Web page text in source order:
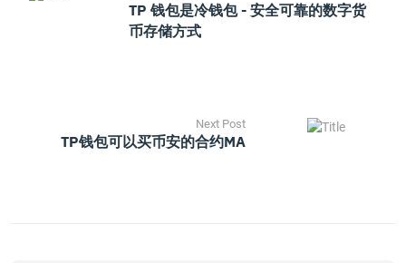
TP 钱包是冷钱包 - 安全可靠的数字货
币存储方式
Next Post
TP钱包可以买币安的合约MA